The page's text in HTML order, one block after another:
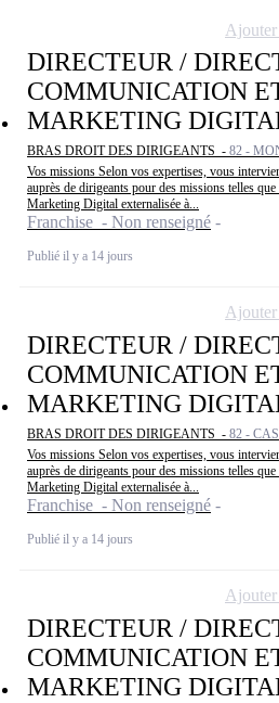
DIRECTEUR /
COMMUNICATION
MARKETING
BRAS DROIT DES DIRIGEANTS - 82 -
Vos missions Selon vos expertises, vous
auprès de dirigeants pour des missions telles
Marketing Digital externalisée à...
Franchise - Non renseigné
Publié il y a 14 jours
DIRECTEUR /
COMMUNICATION
MARKETING
BRAS DROIT DES DIRIGEANTS - 82 -
Vos missions Selon vos expertises, vous
auprès de dirigeants pour des missions telles
Marketing Digital externalisée à...
Franchise - Non renseigné
Publié il y a 14 jours
Ajouter
DIRECTEUR /
COMMUNICATION
MARKETING